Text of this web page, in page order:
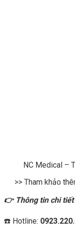
NC Medical –
>> Tham khảo
👉 Thông tin chi
☎️ Hotline: